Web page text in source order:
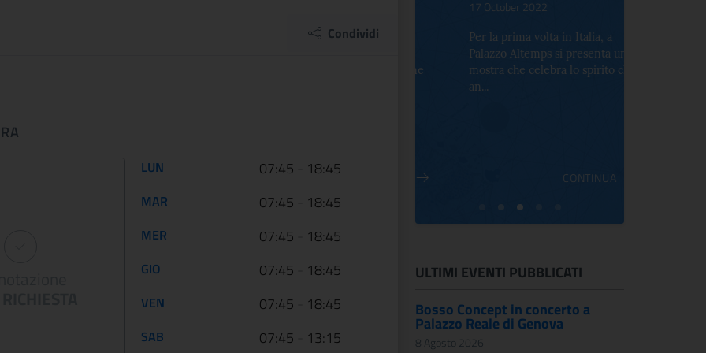
Condividi
Orario di apertura:
LUN 07:45 18:45
MAR 07:45 18:45
MER 07:45 18:45
GIO 07:45 18:45
VEN 07:45 18:45
SAB 07:45 13:15
Il Museo nazionale di Matera
CONTINUA
17 October 2022
Per la prima volta in Italia, a
Palazzo Altemps si presenta una
mostra che celebra lo spirito che
CONTINUA
ULTIMI EVENTI PUBBLICATI
Bosso Concept in concerto a
Palazzo Reale di Genova
8 Agosto 2026